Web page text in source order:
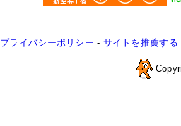
プライバシーポリシー - サイトを推薦する